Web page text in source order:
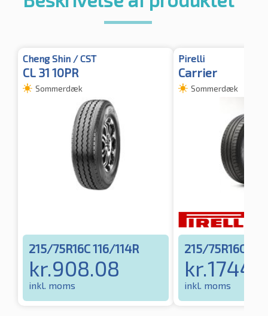
Cheng Shin / CST
CL 31 10PR
Sommerdæk
215/75R16C 116/114R
kr.908.08
inkl. moms
Pirelli
Carrier
Sommerdæk
215/75R16C
kr.
inkl. moms